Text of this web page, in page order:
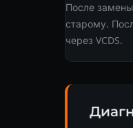
После
старому.
через VCDS.